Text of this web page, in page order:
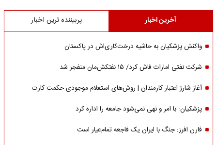
آخرین اخبار پربیننده ترین اخبار
واکنش پزشکیان به حاشیه درخت‌کاری‌اش در پاکستان
شرکت نفتی امارات فاش کرد/ ۱۵ نفتکش‌مان منفجر شد
آغاز شارژ اعتبار کارمندان | روش‌های استعلام موجودی حکمت کارت
پزشکیان: با امر و نهی نمی‌شود جامعه را اداره کرد
فارن افرز: جنگ با ایران یک فاجعه تمام‌عیار است